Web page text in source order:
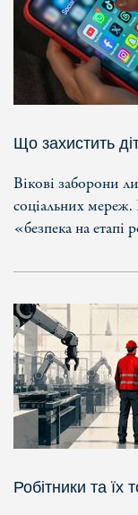
Що захистить
Вікові заборони
соціальних
«безпека на етапі
Робітники та їх